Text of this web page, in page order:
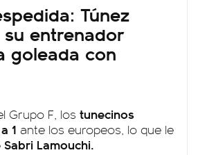
Túnez
entrenador
goleada con
Grupo F, los tunecinos
1 ante los europeos, lo que le
Lamouchi.